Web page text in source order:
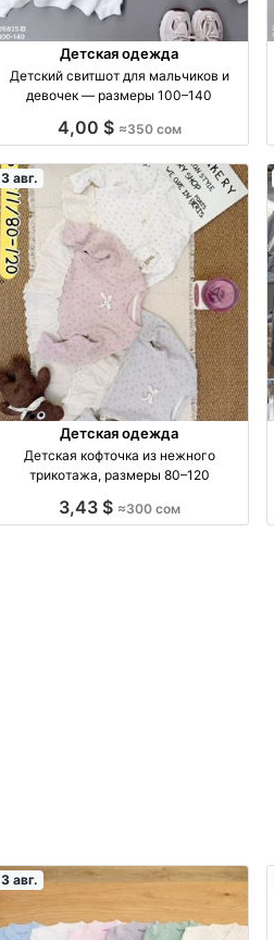
Детская одежда
Детский свитшот для мальчиков и
девочек — размеры 100–140
4,00 $ ≈350 сом
3 авг.
Детская одежда
Детская кофточка из нежного
трикотажа, размеры 80–120
3,43 $ ≈300 сом
3 авг.